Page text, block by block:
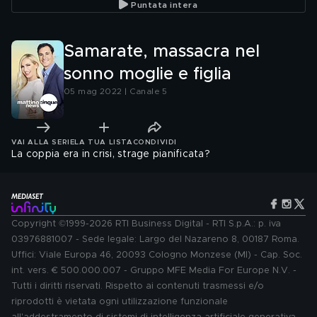
Puntata intera
Samarate, massacra nel
sonno moglie e figlia
05 mag 2022 | Canale 5
VAI ALLA SERIE LA TUA LISTA CONDIVIDI
La coppia era in crisi, strage pianificata?
Copyright ©1999-2026 RTI Business Digital - RTI S.p.A.: p. iva
03976881007 - Sede legale: Largo del Nazareno 8, 00187 Roma.
Uffici: Viale Europa 46, 20093 Cologno Monzese (MI) - Cap. Soc.
int. vers. € 500.000.007 - Gruppo MFE Media For Europe N.V. -
Tutti i diritti riservati. Rispetto ai contenuti trasmessi e/o
riprodotti è vietata ogni utilizzazione funzionale